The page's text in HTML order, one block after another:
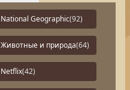
National Geographic(92)
Животные и природа(64)
Netflix(42)